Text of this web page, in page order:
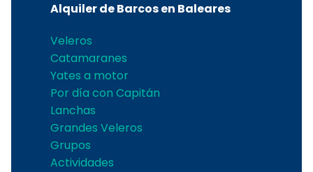
Alquiler de Barcos en Baleares
Veleros
Catamaranes
Yates a motor
Por día con Capitán
Lanchas
Grandes Veleros
Grupos
Actividades